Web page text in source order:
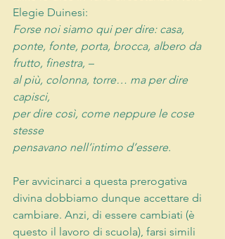
Elegie Duinesi:
Forse noi siamo qui per dire: casa,
ponte, fonte, porta, brocca, albero da
frutto, finestra, –
al più, colonna, torre… ma per dire
capisci,
per dire così, come neppure le cose
stesse
pensavano nell’intimo d’essere.
Per avvicinarci a questa prerogativa
divina dobbiamo dunque accettare di
cambiare. Anzi, di essere cambiati (è
questo il lavoro di scuola), farsi simili